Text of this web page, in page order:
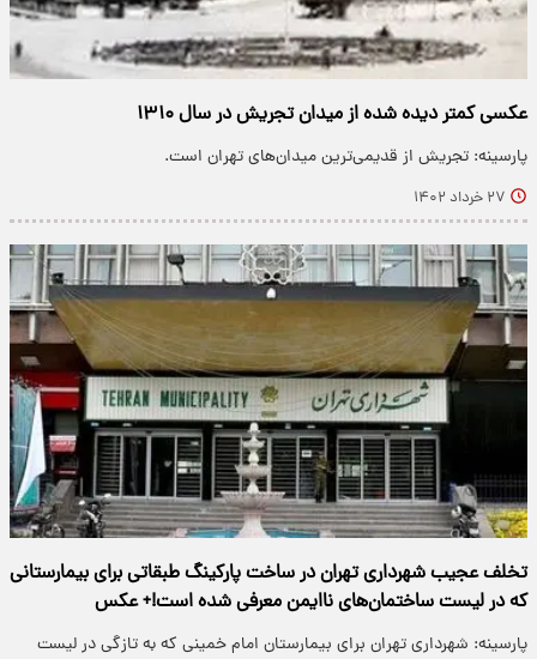
عکسی کمتر دیده شده از میدان تجریش در سال ۱۳۱۰
پارسینه: تجریش از قدیمی‌ترین میدان‌های تهران است.
۲۷ خرداد ۱۴۰۲
تخلف عجیب شهرداری تهران در ساخت پارکینگ طبقاتی برای بیمارستانی
که در لیست ساختمان‌های ناایمن معرفی شده است!+ عکس
پارسینه: شهرداری تهران برای بیمارستان امام خمینی که به تازگی در لیست